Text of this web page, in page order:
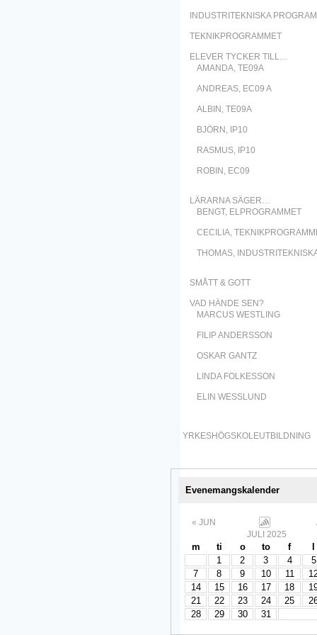
INDUSTRITEKNISKA
TEKNIKPROGRAMMET
ELEVER TYCKER TILL…
AMANDA, TE09A
ANDREAS, EC09 A
ALBIN, TE09A
BJÖRN, IP10
RASMUS, IP10
ROBIN, EC09
LÄRARNA SÄGER…
BENGT, ELPROGRAMMET
CECILIA,
THOMAS,
SMÅTT & GOTT
VAD HÄNDE SEN?
MARCUS WESTLING
FILIP ANDERSSON
OSKAR GANTZ
LINDA FOLKESSON
ELIN WESSLUND
YRKESHÖGSKOLEUTBILDNING
Evenemangskalender
« JUN
JULI 2025
m ti o to f
1
2 3 4 5
7
8 9 10 11
14
15 16 17 18
21
22 23 24 25
28
29 30 31